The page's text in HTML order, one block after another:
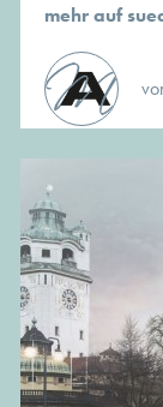
mehr auf